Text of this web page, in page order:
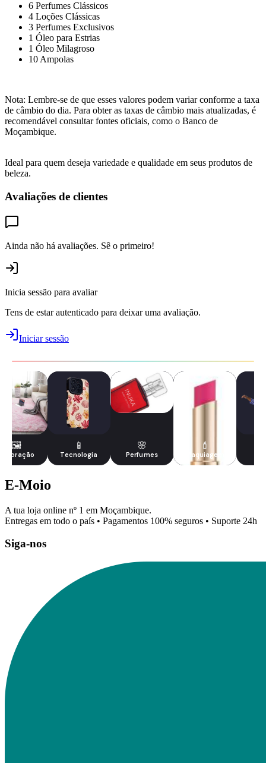
6 Perfumes Clássicos
4 Loções Clássicas
3 Perfumes Exclusivos
1 Óleo para Estrias
1 Óleo Milagroso
10 Ampolas
Nota: Lembre-se de que esses valores podem variar conforme a taxa
de câmbio do dia. Para obter as taxas de câmbio mais atualizadas, é
recomendável consultar fontes oficiais, como o Banco de
Moçambique.
Ideal para quem deseja variedade e qualidade em seus produtos de
beleza.
Avaliações de clientes
Ainda não há avaliações. Sê o primeiro!
Inicia sessão para avaliar
Tens de estar autenticado para deixar uma avaliação.
Iniciar sessão
🖼️ 📱
Tecnologia
🌸
Perfumes
💄
Maquiagem
E-Moio
A tua loja online nº 1 em Moçambique.
Entregas em todo o país • Pagamentos 100% seguros • Suporte 24h
Siga-nos